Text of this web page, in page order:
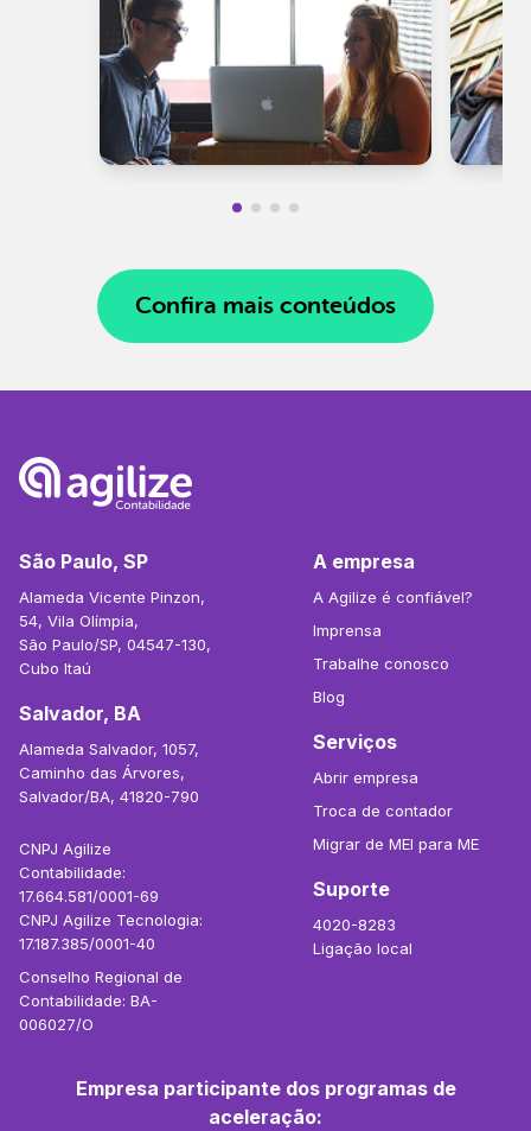
Confira mais conteúdos
São Paulo, SP
Alameda Vicente Pinzon,
54, Vila Olímpia,
São Paulo/SP, 04547-130,
Cubo Itaú
Salvador, BA
Alameda Salvador, 1057,
Caminho das Árvores,
Salvador/BA, 41820-790
CNPJ Agilize
Contabilidade:
17.664.581/0001-69
CNPJ Agilize Tecnologia:
17.187.385/0001-40
Conselho Regional de
Contabilidade: BA-
006027/O
A empresa
A Agilize é confiável?
Imprensa
Trabalhe conosco
Blog
Serviços
Abrir empresa
Troca de contador
Migrar de MEI para ME
Suporte
4020-8283
Ligação local
Empresa participante dos programas de
aceleração: